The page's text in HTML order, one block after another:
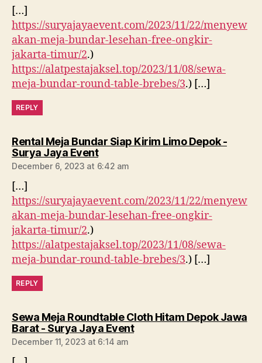
[…]
https://suryajayaevent.com/2023/11/22/menyew
akan-meja-bundar-lesehan-free-ongkir-
jakarta-timur/2.)
https://alatpestajaksel.top/2023/11/08/sewa-
meja-bundar-round-table-brebes/3.) […]
REPLY
Rental Meja Bundar Siap Kirim Limo Depok -
Surya Jaya Eventsays:
December 6, 2023 at 6:42 am
[…]
https://suryajayaevent.com/2023/11/22/menyew
akan-meja-bundar-lesehan-free-ongkir-
jakarta-timur/2.)
https://alatpestajaksel.top/2023/11/08/sewa-
meja-bundar-round-table-brebes/3.) […]
REPLY
Sewa Meja Roundtable Cloth Hitam Depok Jawa
Barat - Surya Jaya Eventsays:
December 11, 2023 at 6:14 am